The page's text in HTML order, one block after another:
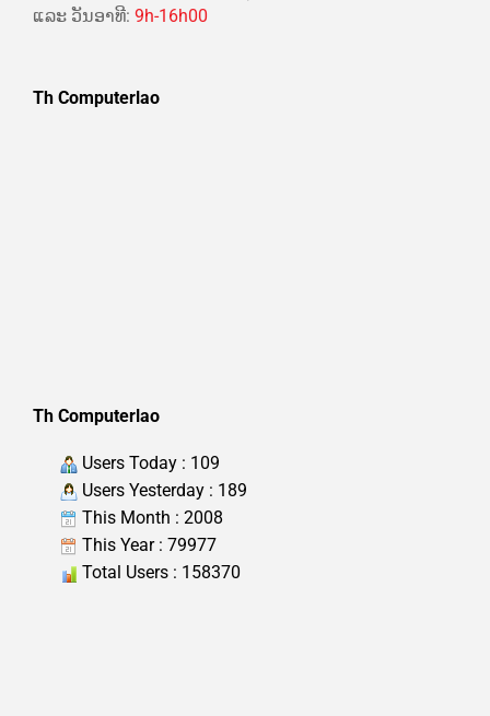
ແລະ ວັນອາທີ: 9h-16h00
Th Computerlao
Th Computerlao
Users Today : 109
Users Yesterday : 189
This Month : 2008
This Year : 79977
Total Users : 158370